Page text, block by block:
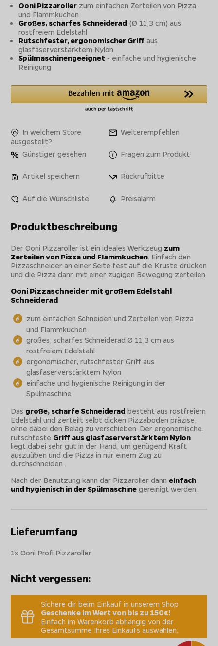
Ooni Pizzaroller zum einfachen Zerteilen von Pizza
und Flammkuchen
Großes, scharfes Schneiderad (Ø 11,3 cm) aus
rostfreiem Edelstahl
Rutschfester, ergonomischer Griff aus
glasfaserverstärktem Nylon
Spülmaschinengeeignet - einfache und hygienische
Reinigung
In welchem Store
ausgestellt?
Weiterempfehlen
Günstiger gesehen Fragen zum Produkt
Artikel speichern Rückrufbitte
Auf die Wunschliste Preisalarm
Produktbeschreibung
Der Ooni Pizzaroller ist ein ideales Werkzeug zum
Zerteilen von Pizza und Flammkuchen . Einfach den
Pizzaschneider an einer Seite fest auf die Kruste drücken
und die Pizza dann mit einer zügigen Bewegung zerteilen.
Ooni Pizzaschneider mit großem Edelstahl
Schneiderad
zum einfachen Schneiden und Zerteilen von Pizza
und Flammkuchen
großes, scharfes Schneiderad Ø 11,3 cm aus
rostfreiem Edelstahl
ergonomischer, rutschfester Griff aus
glasfaserverstärktem Nylon
einfache und hygienische Reinigung in der
Spülmaschine
Das große, scharfe Schneiderad besteht aus rostfreiem
Edelstahl und zerteilt selbt dicken Pizzaboden präzise,
ohne dabei den Belag zu verschieben. Der ergonomische,
rutschfeste Griff aus glasfaserverstärktem Nylon
liegt dabei sehr gut in der Hand, um genügend Kraft
auszuüben und die Pizza in nur einem Zug zu
durchschneiden .
Nach der Benutzung kann dar Pizzaroller danneinfach
und hygienisch in der Spülmaschine gereinigt werden.
Lieferumfang
1x Ooni Profi Pizzaroller
Nicht vergessen:
Sichere dir beim Einkauf in unserem Shop
Geschenke im Wert von bis zu 150€!
Einfach im Warenkorb abhängig von der
Gesamtsumme Ihres Einkaufs auswählen.